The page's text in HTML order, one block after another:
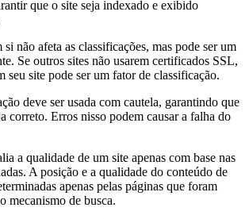
que o site seja indexado e exibido
não afeta as classificações, mas pode ser um
Se outros sites não usarem certificados SSL,
seu site pode ser um fator de classificação.
deve ser usada com cautela, garantindo que
correto. Erros nisso podem causar a falha do
a qualidade de um site apenas com base nas
A posição e a qualidade do conteúdo de
apenas pelas páginas que foram
mecanismo de busca.